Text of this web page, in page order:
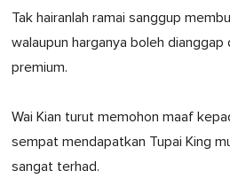
Tak hairanlah ramai sanggup
walaupun harganya boleh dianggap
premium.
Wai Kian turut memohon maaf
sempat mendapatkan Tupai King
sangat terhad.